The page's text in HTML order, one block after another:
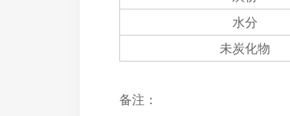
水分
未炭化物
备注：